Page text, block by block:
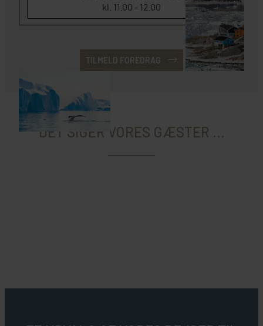
kl. 11.00 - 12.00
TILMELD FOREDRAG
DET SIGER VORES GÆSTER ...